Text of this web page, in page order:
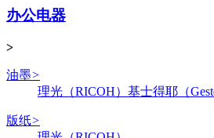
办公电器
>
油墨>
理光（RICOH） 基士得耶（
版纸>